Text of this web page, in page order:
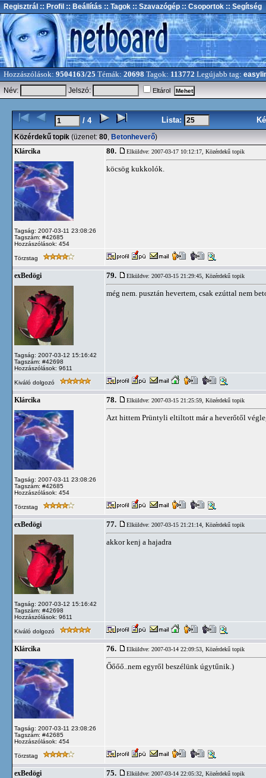
Regisztrál :: Profil :: Beállítás :: Tagok :: Szavazógép :: Csoportok :: Segítség
Hozzászólások: 9504163/25 Témák: 20698 Tagok: 113772 Legújabb tag:
Név:
Jelszó: Eltárol
/ 4 Lista:
Közérdekű topik (üzenet: 80, Betonheverő)
Klárcika
Tagság: 2007-03-11 23:08:26
Tagszám: #42685
Hozzászólások: 454
80. Elküldve: 2007-03-17 10:12:17, Közérdekű topik
köcsög kukkolók.
Törzstag
exBedögi
Tagság: 2007-03-12 15:16:42
Tagszám: #42698
Hozzászólások: 9611
79. Elküldve: 2007-03-15 21:29:45, Közérdekű topik
még nem. pusztán hevertem, csak ezúttal nem
Kiváló dolgozó
Klárcika
Tagság: 2007-03-11 23:08:26
Tagszám: #42685
Hozzászólások: 454
78. Elküldve: 2007-03-15 21:25:59, Közérdekű topik
Azt hittem Prüntyli eltiltott már a heverőtől
Törzstag
exBedögi
Tagság: 2007-03-12 15:16:42
Tagszám: #42698
Hozzászólások: 9611
77. Elküldve: 2007-03-15 21:21:14, Közérdekű topik
akkor kenj a hajadra
Kiváló dolgozó
Klárcika
Tagság: 2007-03-11 23:08:26
Tagszám: #42685
Hozzászólások: 454
76. Elküldve: 2007-03-14 22:09:53, Közérdekű topik
Őőőő..nem egyről beszélünk úgytűnik.)
Törzstag
exBedögi 75. Elküldve: 2007-03-14 22:05:32, Közérdekű topik